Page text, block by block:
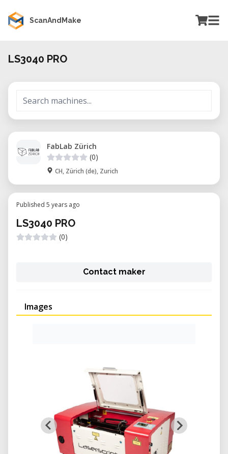
ScanAndMake
LS3040 PRO
FabLab Zürich
(0)
CH, Zürich (de), Zurich
Published 5 years ago
LS3040 PRO
(0)
Contact maker
Images